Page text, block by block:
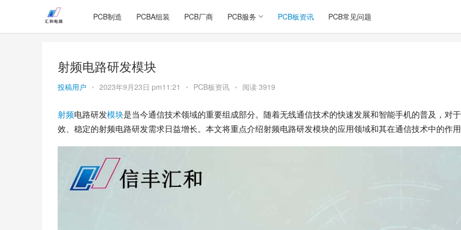
PCB制造 PCBA组装 PCB厂商 PCB服务 PCB板资讯 PCB常见问题
射频电路研发模块
投稿用户 • 2023年9月23日 pm11:21 • PCB板资讯 • 阅读 3919
射频电路研发模块是当今通信技术领域的重要组成部分。随着无线通信技术的快速发展和智能手机的普及，对
效、稳定的射频电路研发需求日益增长。本文将重点介绍射频电路研发模块的应用领域和其在通信技术中的作